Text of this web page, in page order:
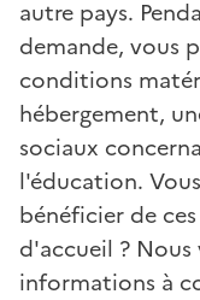
autre pays.
demande, vous
conditions
hébergement,
sociaux
l'éducation.
bénéficier de
d'accueil ? Nous
informations à